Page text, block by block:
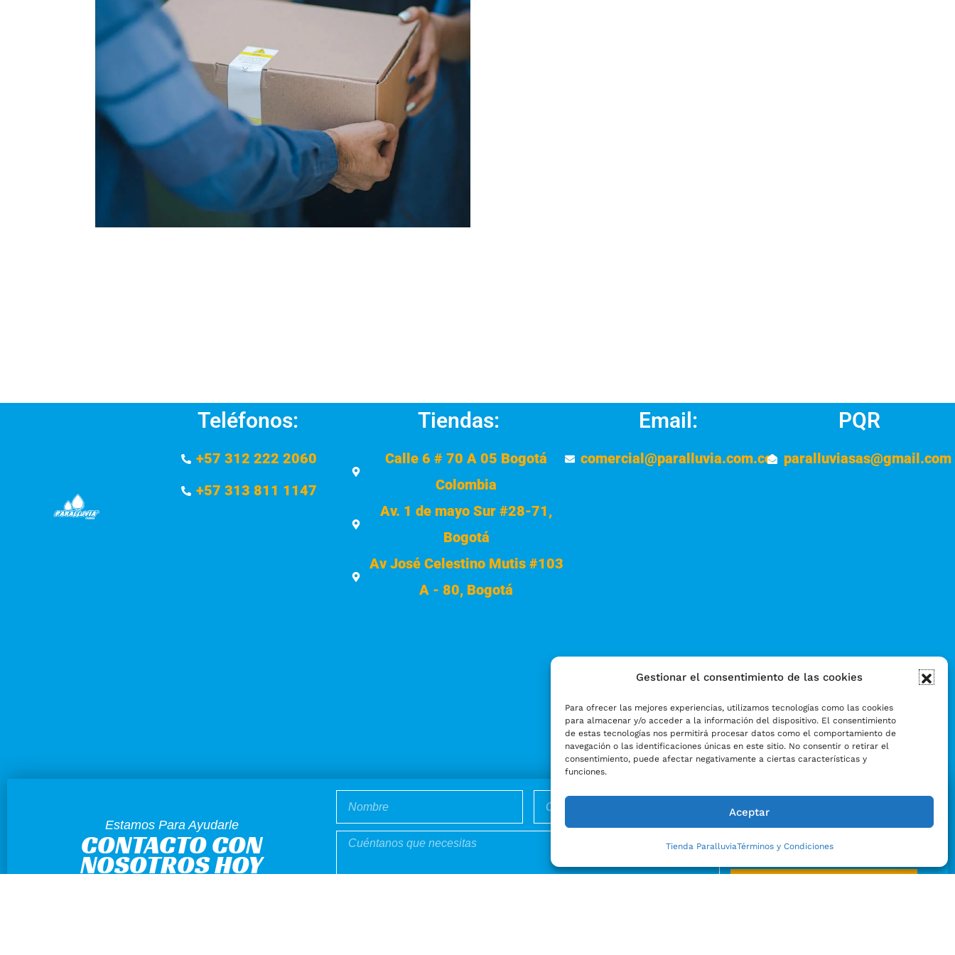
Gestionar el consentimiento de las cookies
Para ofrecer las mejores experiencias, utilizamos tecnologías como las cookies
para almacenar y/o acceder a la información del dispositivo. El consentimiento
de estas tecnologías nos permitirá procesar datos como el comportamiento de
navegación o las identificaciones únicas en este sitio. No consentir o retirar el
consentimiento, puede afectar negativamente a ciertas características y
funciones.
Aceptar
Tienda ParalluviaTérminos y Condiciones
Teléfonos:
+57 312 222 2060
+57 313 811 1147
Tiendas:
Calle 6 # 70 A 05 Bogotá
Colombia
Av. 1 de mayo Sur #28-71,
Bogotá
Av José Celestino Mutis #103
A - 80, Bogotá
Email:
comercial@paralluvia.com.co
PQR
paralluviasas@gmail.com
Estamos Para Ayudarle
CONTACTO CON
NOSOTROS HOY